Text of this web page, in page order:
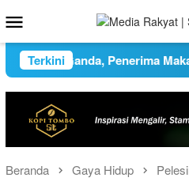
ke
kontenMobile
Terkini
Data Ganda, Penerima Makan
Beranda Gaya Hidup